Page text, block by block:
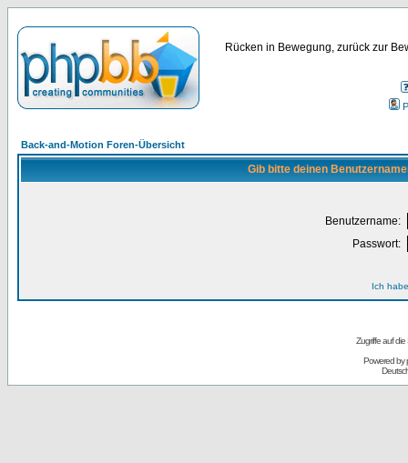
Rücken in Bewegung, zurück zur
Back-and-Motion Foren-Übersicht
Gib bitte deinen
Benutzername:
Passwort:
Ich
Zugriffe auf
Powered by